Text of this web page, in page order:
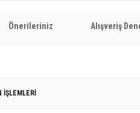
Önerileriniz Alışveriş
İŞLEMLERİ